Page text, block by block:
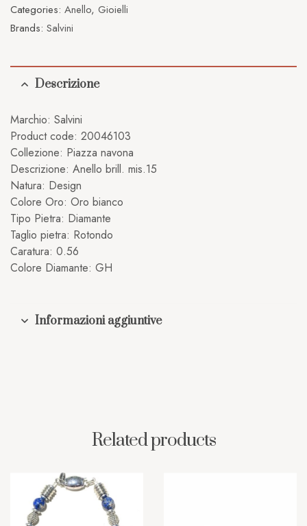
Categories: Anello, Gioielli
Brands: Salvini
Descrizione
Marchio: Salvini
Product code: 20046103
Collezione: Piazza navona
Descrizione: Anello brill. mis.15
Natura: Design
Colore Oro: Oro bianco
Tipo Pietra: Diamante
Taglio pietra: Rotondo
Caratura: 0.56
Colore Diamante: GH
Informazioni aggiuntive
Related products